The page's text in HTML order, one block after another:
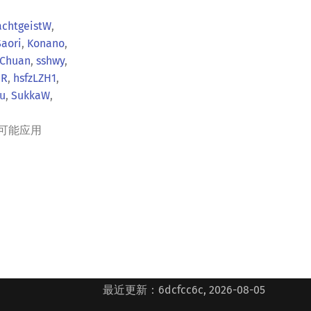
,
, Konano,
, sshwy,
, hsfzLZH1,
, SukkaW,
能应用
最近更新：6dcfcc6c, 2026-08-05